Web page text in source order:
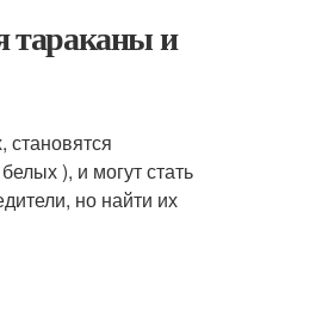
тараканы и
становятся
), и могут стать
но найти их